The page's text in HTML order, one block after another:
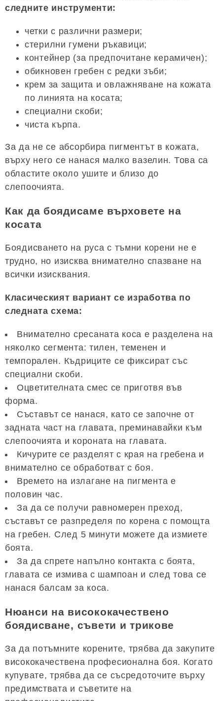
следните инструменти:
четки с различни размери;
стерилни гумени ръкавици;
контейнер (за предпочитане керамичен);
обикновен гребен с редки зъби;
крем за защита и овлажняване на кожата
по линията на косата;
специални скоби;
чиста кърпа.
За да не се абсорбира пигментът в кожата,
върху него се нанася малко вазелин. Това са
областите около ушите и близо до
слепоочията.
Как да боядисаме върховете на
косата
Боядисването на руса с тъмни корени не е
трудно, но изисква внимателно спазване на
всички изисквания.
Класическият вариант се изработва по
следната схема:
Внимателно сресаната коса е разделена на
няколко сегмента: тилен, теменен и
темпорален. Къдриците се фиксират със
специални скоби.
Оцветителната смес се приготвя във
форма.
Съставът се нанася, като се започне от
задната част на главата, преминавайки към
слепоочията и короната на главата.
Кичурите се разделят с края на гребена и
внимателно се обработват с боя.
Времето на излагане на пигмента е
половин час.
За да се получи равномерен преход,
съставът се разпределя по корена с помощта
на гребен. След 5 минути можете да измиете
боята.
За да спрете напълно контакта с боята,
главата се измива с шампоан и след това се
нанася балсам за коса.
Нюанси на висококачествено
боядисване, съвети и трикове
За да потъмните корените, трябва да закупите
висококачествена професионална боя. Когато
купувате, трябва да се съсредоточите върху
предимствата и съветите на